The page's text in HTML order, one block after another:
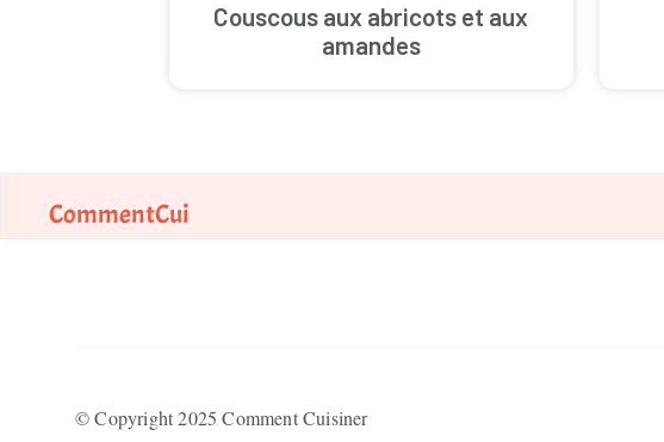
Couscous aux abricots et aux
amandes
CommentCui
© Copyright 2025 Comment Cuisiner